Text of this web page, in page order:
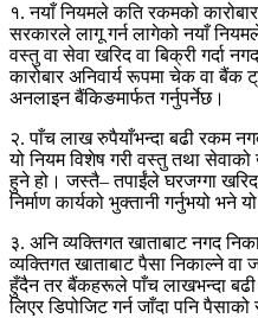
१. नयाँ नियमले कति रकमको
सरकारले लागू गर्न लागेको नयाँ
वस्तु वा सेवा खरिद वा बिक्री गर्दा
कारोबार अनिवार्य रूपमा चेक वा
अनलाइन बैंकिङमार्फत गर्नुपर्नेछ।
२. पाँच लाख रुपैयाँभन्दा बढी रकम
यो नियम विशेष गरी वस्तु तथा सेवाको
हुने हो। जस्तै– तपाईंले घरजग्गा
निर्माण कार्यको भुक्तानी गर्नुभयो
३. अनि व्यक्तिगत खाताबाट नगद
व्यक्तिगत खाताबाट पैसा निकाल्ने वा
हुँदैन तर बैंकहरूले पाँच लाखभन्दा
लिएर डिपोजिट गर्न जाँदा पनि